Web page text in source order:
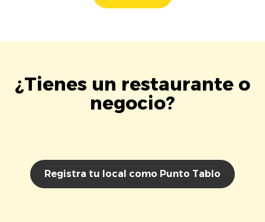
¿Tienes un restaurante o
negocio?
Registra tu local como Punto Tablo